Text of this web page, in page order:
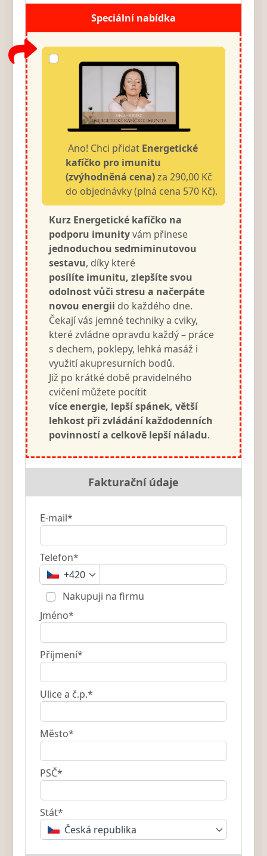
Speciální nabídka
Ano! Chci přidat Energetické
kafíčko pro imunitu
(zvýhodněná cena)za 290,00 Kč
do objednávky (plná cena 570 Kč).
Kurz Energetické kafíčko na
podporu imunityvám přinese
jednoduchou sedmiminutovou
sestavu, díky které
posílíte imunitu, zlepšíte svou
odolnost vůči stresu a načerpáte
novou energii do každého dne.
Čekají vás jemné techniky a cviky,
které zvládne opravdu každý – práce
s dechem, poklepy, lehká masáž i
využití akupresurních bodů.
Již po krátké době pravidelného
cvičení můžete pocítit
více energie, lepší spánek, větší
lehkost při zvládání každodenních
povinností a celkově lepší náladu.
Fakturační údaje
E-mail*
Telefon*
+420
Nakupuji na firmu
Jméno*
Příjmení*
Ulice a č.p.*
Město*
PSČ*
Stát*
Česká republika